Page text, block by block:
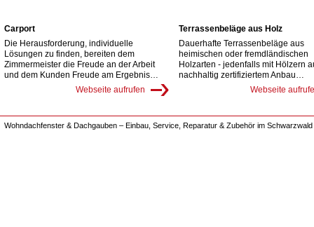
Carport
Die Herausforderung, individuelle
Lösungen zu finden, bereiten dem
Zimmermeister die Freude an der Arbeit
und dem Kunden Freude am Ergebnis…
Webseite aufrufen
Terrassenbeläge aus Holz
Dauerhafte Terrassenbeläge aus
heimischen oder fremdländischen
Holzarten - jedenfalls mit Hölzern
nachhaltig zertifiziertem Anbau…
Webseite
Wohndachfenster & Dachgauben – Einbau, Service, Reparatur & Zubehör im